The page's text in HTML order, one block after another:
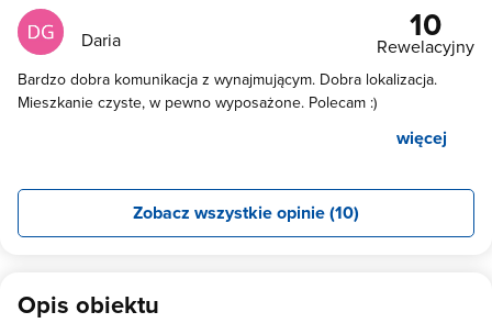
Daria 10
Rewelacyjny
Bardzo dobra komunikacja z wynajmującym. Dobra lokalizacja.
Mieszkanie czyste, w pewno wyposażone. Polecam :)
więcej
Zobacz wszystkie opinie (10)
Opis obiektu